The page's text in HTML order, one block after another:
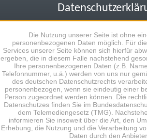
Die Nutzung unserer Seite ist ohne
personenbezogenen Daten möglich. Für
Services unserer Seite können sich hierfür
ergeben, die in diesem Falle nachstehend
Ihre personenbezogenen Daten (z.B.
Telefonnummer, u.ä.) werden von uns nur
des deutschen Datenschutzrechts
personenbezogen, wenn sie eindeutig einer
Person zugeordnet werden können. Die
Datenschutzes finden Sie im
dem Telemediengesetz (TMG).
informieren Sie insoweit über die Art, den
Erhebung, die Nutzung und die Verarbeitung
Daten durch den Anbieter